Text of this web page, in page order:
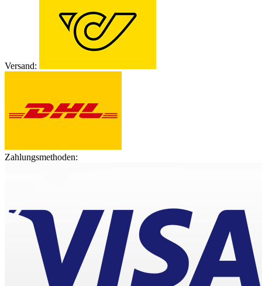
Versand:
Zahlungsmethoden: